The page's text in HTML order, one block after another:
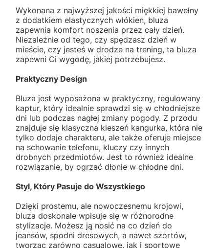
Wykonana z najwyższej jakości miękkiej bawełny
z dodatkiem elastycznych włókien, bluza
zapewnia komfort noszenia przez cały dzień.
Niezależnie od tego, czy spędzasz dzień w
mieście, czy jesteś w drodze na trening, ta bluza
zapewni Ci wygodę, jakiej potrzebujesz.
Praktyczny Design
Bluza jest wyposażona w praktyczny, regulowany
kaptur, który idealnie sprawdzi się w chłodniejsze
dni lub podczas nagłej zmiany pogody. Z przodu
znajduje się klasyczna kieszeń kangurka, która nie
tylko dodaje charakteru, ale także oferuje miejsce
na schowanie telefonu, kluczy czy innych
drobnych przedmiotów. Jest to również idealne
rozwiązanie, by ogrzać dłonie w chłodne dni.
Styl, Który Pasuje do Wszystkiego
Dzięki prostemu, ale nowoczesnemu krojowi,
bluza doskonale wpisuje się w różnorodne
stylizacje. Możesz ją nosić na co dzień do
jeansów, spodni dresowych, a nawet szortów,
tworząc zarówno casualowe, jak i sportowe